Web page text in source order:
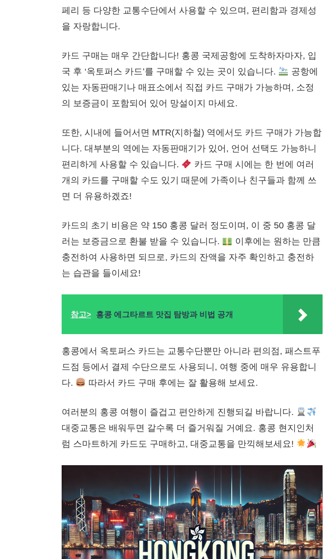
페리 등 다양한 교통수단에서 사용할 수 있으며, 편리함과 경제성
을 자랑합니다.
카드 구매는 매우 간단합니다! 홍콩 국제공항에 도착하자마자, 입
국 후 ‘옥토퍼스 카드’를 구매할 수 있는 곳이 있습니다.
공항에
있는 자동판매기나 매표소에서 직접 카드 구매가 가능하며, 소정
의 보증금이 포함되어 있어 망설이지 마세요.
또한, 시내에 들어서면 MTR(지하철) 역에서도 카드 구매가 가능합
니다. 대부분의 역에는 자동판매기가 있어, 언어 선택도 가능하니
편리하게 사용할 수 있습니다.
카드 구매 시에는 한 번에 여러
개의 카드를 구매할 수도 있기 때문에 가족이나 친구들과 함께 쓰
면 더 유용하겠죠!
카드의 초기 비용은 약 150 홍콩 달러 정도이며, 이 중 50 홍콩 달
러는 보증금으로 환불 받을 수 있습니다.
이후에는 원하는 만큼
충전하여 사용하면 되므로, 카드의 잔액을 자주 확인하고 충전하
는 습관을 들이세요!
참고> 홍콩 에그타르트 맛집 탐방과 비법 공개
홍콩에서 옥토퍼스 카드는 교통수단뿐만 아니라 편의점, 패스트푸
드점 등에서 결제 수단으로도 사용되니, 여행 중에 매우 유용합니
다.
따라서 카드 구매 후에는 잘 활용해 보세요.
여러분의 홍콩 여행이 즐겁고 편안하게 진행되길 바랍니다.
대중교통은 배워두면 갈수록 더 즐거워질 거예요. 홍콩 현지인처
럼 스마트하게 카드도 구매하고, 대중교통을 만끽해보세요!